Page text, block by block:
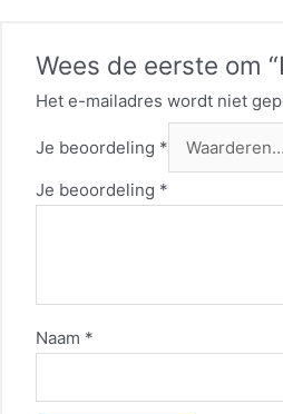
Wees de eerste om
Het e-mailadres wordt niet
Je beoordeling *
Je beoordeling *
Naam *